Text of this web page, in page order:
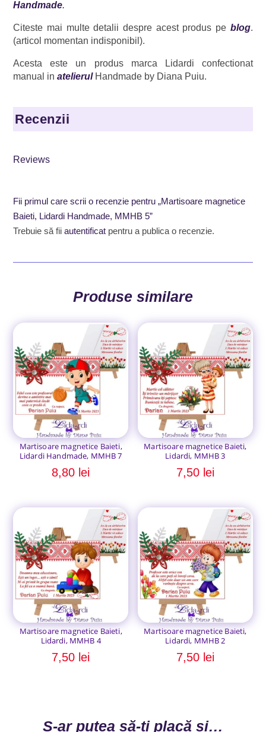
Handmade.
Citeste mai multe detalii despre acest produs pe blog.
(articol momentan indisponibil).
Acesta este un produs marca Lidardi confectionat
manual inatelierul Handmade by Diana Puiu.
Recenzii
Reviews
Fii primul care scrii o recenzie pentru „Martisoare magnetice
Baieti, Lidardi Handmade, MMHB 5”
Trebuie să fiiautentificat pentru a publica o recenzie.
Produse similare
Martisoare magnetice Baieti,
Lidardi Handmade, MMHB 7
8,80 lei
Martisoare magnetice Baieti,
Lidardi, MMHB 3
7,50 lei
Martisoare magnetice Baieti,
Lidardi, MMHB 4
7,50 lei
Martisoare magnetice Baieti,
Lidardi, MMHB 2
7,50 lei
S-ar putea să-ți placă și…